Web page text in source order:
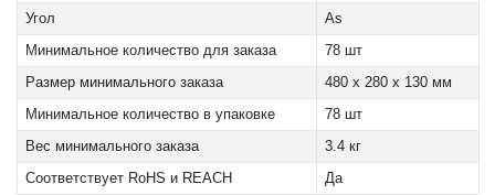
Угол
As
Минимальное количество для заказа
78 шт
Размер минимального заказа
480 x 280 x 130 мм
Минимальное количество в упаковке
78 шт
Вес минимального заказа
3.4 кг
Соответствует RoHS и REACH
Да